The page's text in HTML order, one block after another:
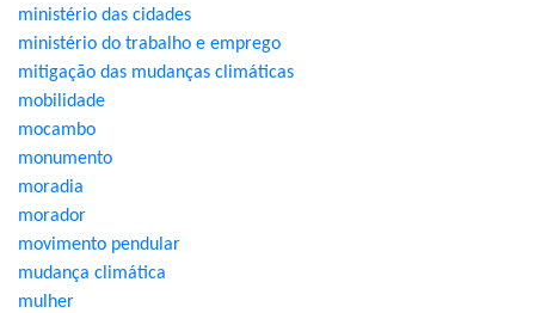
ministério das cidades
ministério do trabalho e emprego
mitigação das mudanças climáticas
mobilidade
mocambo
monumento
moradia
morador
movimento pendular
mudança climática
mulher